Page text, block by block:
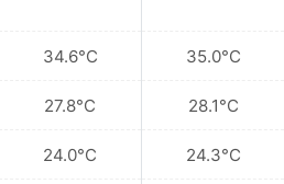
34.6°C
27.8°C
24.0°C
35.0°C
28.1°C
24.3°C